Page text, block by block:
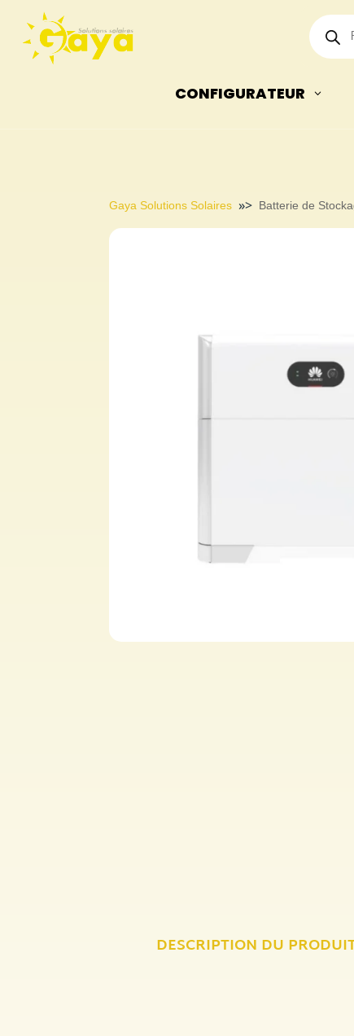
de
produits
CONFIGURATEUR
Gaya Solutions Solaires »> Batterie de
DESCRIPTION DU